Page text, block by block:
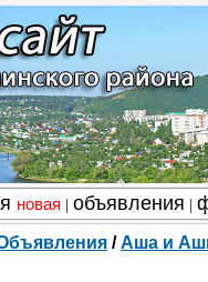
новая объявления
/Аша и